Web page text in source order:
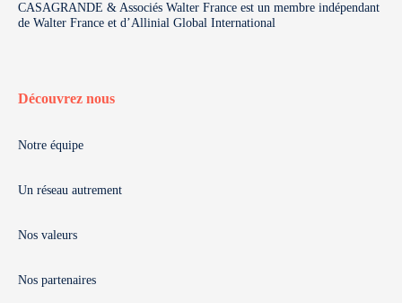
CASAGRANDE & Associés Walter France est un membre indépendant
de Walter France et d’Allinial Global International
Découvrez nous
Notre équipe
Un réseau autrement
Nos valeurs
Nos partenaires